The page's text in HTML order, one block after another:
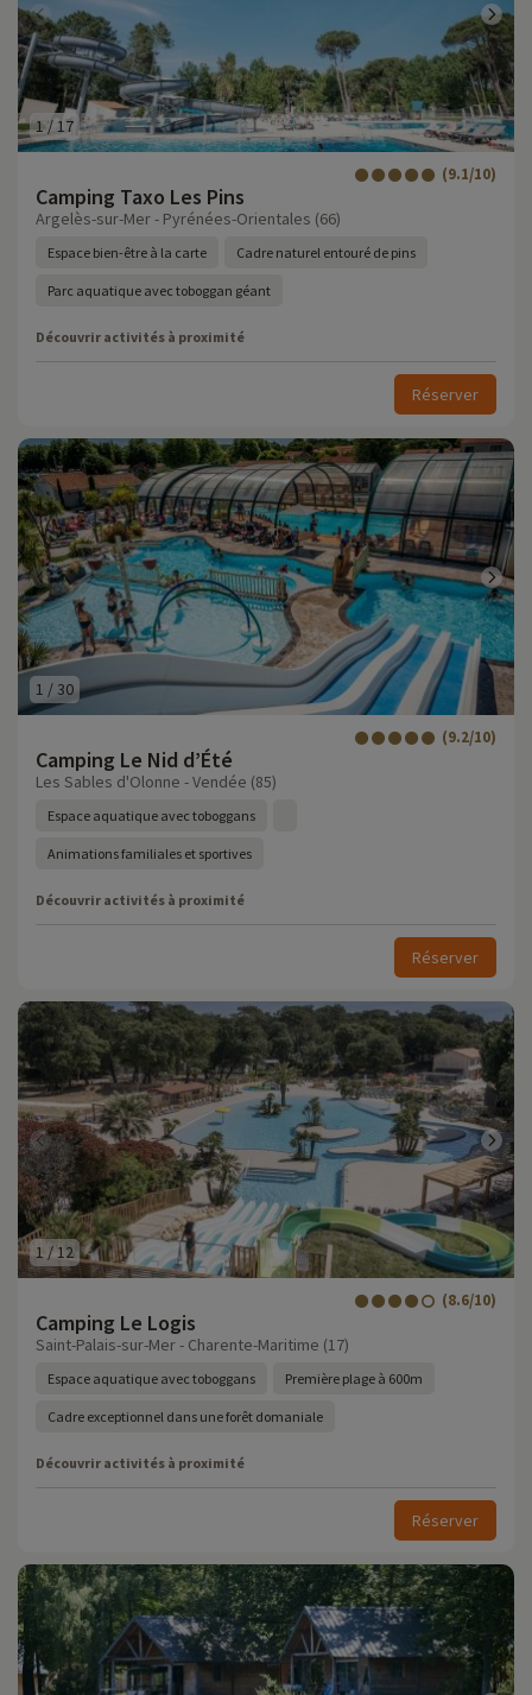
1/17
Camping Taxo Les Pins
(9.1/10)
Argelès-sur-Mer - Pyrénées-Orientales (66)
Espace bien-être à la carte Cadre naturel entouré de pins
Parc aquatique avec toboggan géant
Découvrir activités à proximité
Réserver
1 /30
Camping Le Nid d’Été
(9.2/10)
Les Sables d'Olonne - Vendée (85)
Espace aquatique avec toboggans
Animations familiales et sportives
Découvrir activités à proximité
Réserver
1 /12
Camping Le Logis
(8.6/10)
Saint-Palais-sur-Mer - Charente-Maritime (17)
Espace aquatique avec toboggans Première plage à 600m
Cadre exceptionnel dans une forêt domaniale
Découvrir activités à proximité
Réserver